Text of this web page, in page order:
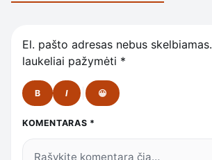
El. pašto adresas nebus skelbiamas.
laukeliai pažymėti *
B I 😀
KOMENTARAS *